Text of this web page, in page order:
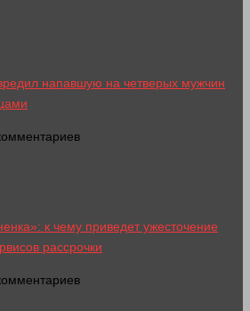
напавшую на четверых мужчин
к чему приведет ужесточение
рассрочки